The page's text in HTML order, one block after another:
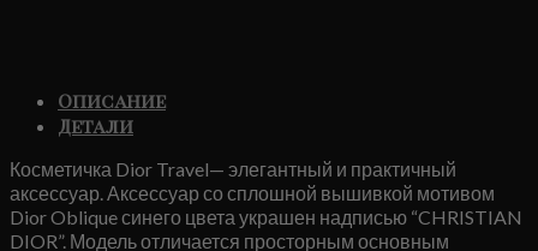
Описание
Детали
Косметичка Dior Travel— элегантный и практичный
аксессуар. Аксессуар со сплошной вышивкой мотивом
Dior Oblique синего цвета украшен надписью “CHRISTIAN
DIOR”. Модель отличается просторным основным